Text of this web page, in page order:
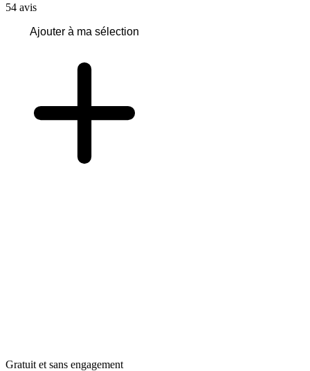
54 avis
Ajouter à ma sélection
Gratuit et sans engagement